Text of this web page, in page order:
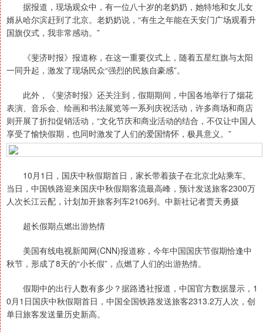
据报道，现场观众中，有一位八十岁的老奶奶，她特地和女儿女
婿从哈尔滨赶到了北京。老奶奶说，“有生之年能在天安门广场观看升
国旗仪式，我非常感动。”
《斐济时报》报道称，在这一重要仪式上，随着五星红旗与太阳
一同升起，激发了现场民众“强烈的民族自豪感”。
此外，《斐济时报》还关注到，假期期间，中国各地举行了烟花
表演、音乐会、绘画和书法展览等一系列庆祝活动，许多商场和商店
则开展了折扣促销活动，“文化节庆和商业活动的结合，不仅让中国人
享受了愉快假期，也同时激发了人们的爱国情怀，极具意义。”
10月1日，国庆中秋假期首日，家长带着孩子在北京北站乘车。
当日，中国铁路迎来国庆中秋假期客流最高峰，预计发送旅客2300万
人次长江云配，计划加开旅客列车2106列。中新社记者贾天勇摄
超长假期点燃出游热情
美国有线电视新闻网(CNN)报道称，今年中国国庆节假期恰逢中
秋节，形成了8天的“小长假”，点燃了人们的出游热情。
假期中的出行人数有多少？据路透社报道，中国官方数据显示，1
0月1日国庆中秋假期首日，中国全国铁路发送旅客2313.2万人次，创
单日旅客发送量历史新高。